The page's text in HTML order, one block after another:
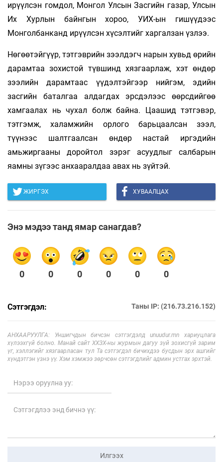
ирүүлсэн гомдол, Монгол Улсын Засгийн газар, Улсын
Их Хурлын байнгын хороо, УИХ-ын гишүүдээс
Монголбанканд ирүүлсэн хүсэлтийг харгалзан үзлээ.
Нөгөөтэйгүүр, тэтгэврийн зээлдэгч нарын хувьд өрийн
дарамтаа зохистой түвшинд хязгаарлаж, хэт өндөр
зээлийн дарамтаас үүдэлтэйгээр нийгэм, эдийн
засгийн баталгаа алдагдах эрсдэлээс өөрсдийгөө
хамгаалах нь чухал болж байна. Цаашид тэтгэвэр,
тэтгэмж, халамжийн орлого барьцаалсан зээл,
түүнээс шалтгаалсан өндөр настай иргэдийн
амьжиргааны доройтол зэрэг асуудлыг салбарын
яамны зүгээс анхааралдаа авах нь зүйтэй.
ЖИРГЭХ ХУВААЛЦАХ
Энэ мэдээ танд ямар санагдав?
0 0 0 0 0 0
Сэтгэгдэл: Таны IP: (216.73.216.152)
АНХААРУУЛГА: Уншигчдын бичсэн сэтгэгдэлд unuudur.mn хариуцлага
хүлээхгүй болно. Манай сайт ХХЗХ-ны журмын дагуу зүй зохисгүй зарим
үг, хэллэгийг хязгаарласан тул Та сэтгэгдэл бичихдээ бусдын эрх ашгийг
хүндэтгэн үзнэ үү. Хэм хэмжээ зөрчсөн сэтгэгдлийг админ устгах эрхтэй.
Илгээх